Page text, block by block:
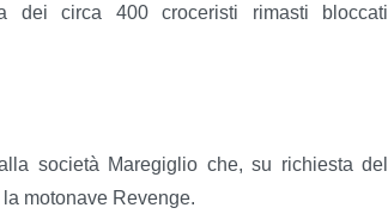
dei circa 400 croceristi rimasti bloccati
società Maregiglio che, su richiesta del
motonave Revenge.